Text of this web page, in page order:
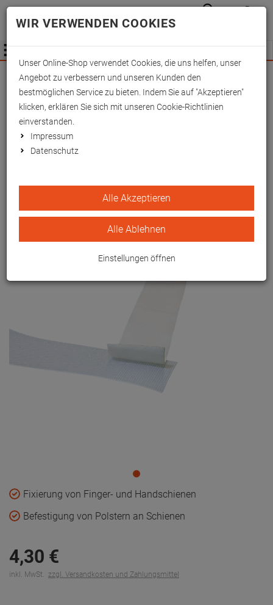
Wichtige Änderung für Fachhändler zum
01.09.2026 -Mehr Informationen hier
Anmelden
Menü
Velcro-Haft standard 30
mm, Meter
Fixierung von Finger- und Handschienen
Befestigung von Polstern an Schienen
4,30 €
inkl. MwSt. zzgl. Versandkosten und Zahlungsmittel
WIR VERWENDEN COOKIES
Unser Online-Shop verwendet Cookies, die uns helfen, unser
Angebot zu verbessern und unseren Kunden den
bestmöglichen Service zu bieten. Indem Sie auf "Akzeptieren"
klicken, erklären Sie sich mit unseren Cookie-Richtlinien
einverstanden.
Impressum
Datenschutz
Alle Akzeptieren
Alle Ablehnen
Einstellungen öffnen